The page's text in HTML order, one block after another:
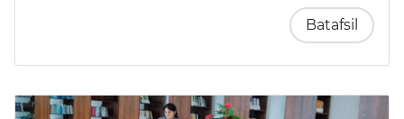
Batafsil